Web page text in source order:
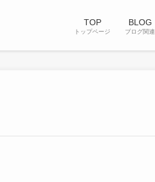
TOP
トップページ
BLOG
ブログ関連